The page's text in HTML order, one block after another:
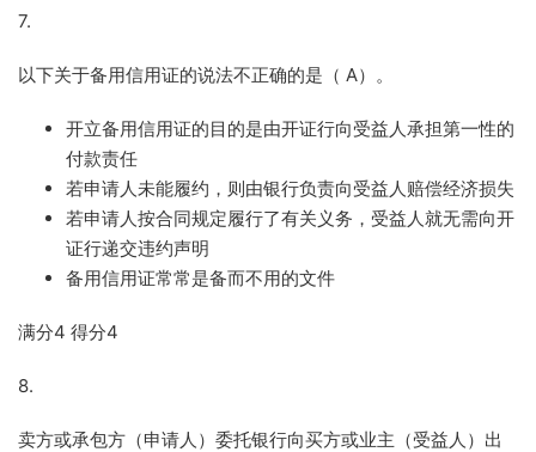
7.
以下关于备用信用证的说法不正确的是（ A）。
开立备用信用证的目的是由开证行向受益人承担第一性的
付款责任
若申请人未能履约，则由银行负责向受益人赔偿经济损失
若申请人按合同规定履行了有关义务，受益人就无需向开
证行递交违约声明
备用信用证常常是备而不用的文件
满分4 得分4
8.
卖方或承包方（申请人）委托银行向买方或业主（受益人）出